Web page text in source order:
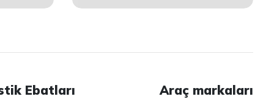
Ebatları Araç markaları